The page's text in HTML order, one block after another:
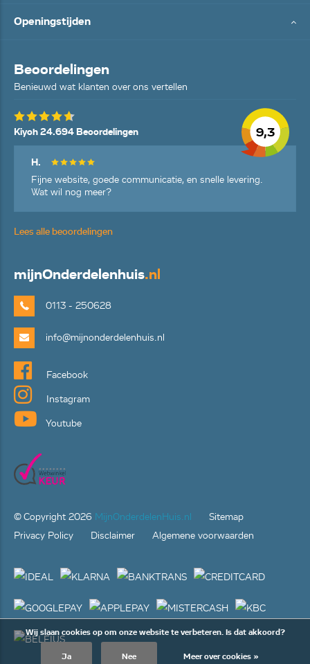
Wij slaan cookies op om onze website te verbeteren. Is dat akkoord?
Ja Nee Meer over cookies »
Openingstijden
Beoordelingen
Benieuwd wat klanten over ons vertellen
9,3
Kiyoh 24.694 Beoordelingen
H.
Fijne website, goede communicatie, en snelle levering.
Wat wil nog meer?
Lees alle beoordelingen
mijnOnderdelenhuis.nl
0113 - 250628
info@mijnonderdelenhuis.nl
Facebook
Instagram
Youtube
© Copyright 2026 MijnOnderdelenHuis.nl
Sitemap
Privacy Policy
Disclaimer Algemene voorwaarden